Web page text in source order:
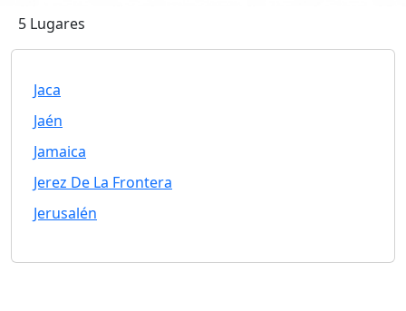
5 Lugares
Jaca
Jaén
Jamaica
Jerez De La Frontera
Jerusalén